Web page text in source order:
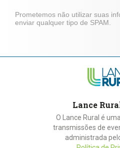
Prometemos não utilizar suas
enviar qualquer tipo de SPAM.
Lance
O Lance Rural é
transmissões de
administrada